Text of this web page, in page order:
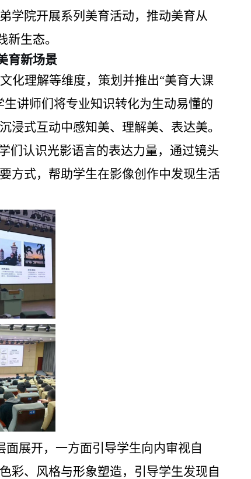
学院开展系列美育活动，推动美育从
生态。
育新场景
化理解等维度，策划并推出“美育大课
讲师们将专业知识转化为生动易懂的
式互动中感知美、理解美、表达美。
们认识光影语言的表达力量，通过镜头
方式，帮助学生在影像创作中发现生活
面展开，一方面引导学生向内审视自
彩、风格与形象塑造，引导学生发现自